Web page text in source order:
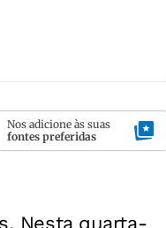
Nos adicione às suas
fontes preferidas
Nesta quarta-